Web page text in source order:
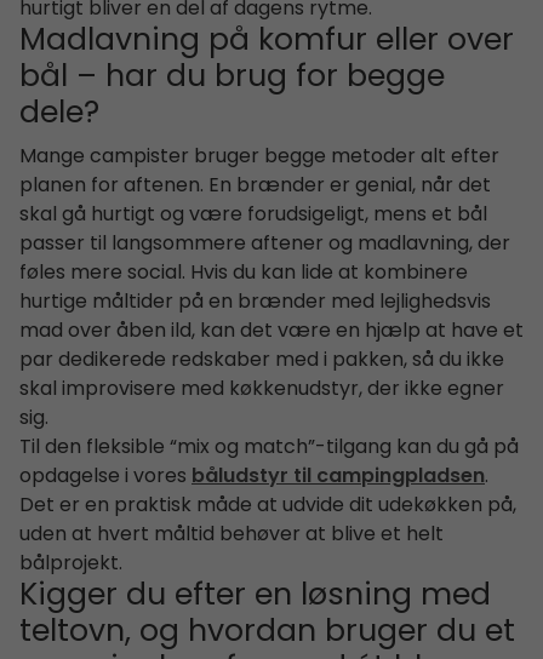
hurtigt bliver en del af dagens rytme.
Madlavning på komfur eller over
bål – har du brug for begge
dele?
Mange campister bruger begge metoder alt efter
planen for aftenen. En brænder er genial, når det
skal gå hurtigt og være forudsigeligt, mens et bål
passer til langsommere aftener og madlavning, der
føles mere social. Hvis du kan lide at kombinere
hurtige måltider på en brænder med lejlighedsvis
mad over åben ild, kan det være en hjælp at have et
par dedikerede redskaber med i pakken, så du ikke
skal improvisere med køkkenudstyr, der ikke egner
sig.
Til den fleksible “mix og match”-tilgang kan du gå på
opdagelse i voresbåludstyr til campingpladsen.
Det er en praktisk måde at udvide dit udekøkken på,
uden at hvert måltid behøver at blive et helt
bålprojekt.
Kigger du efter en løsning med
teltovn, og hvordan bruger du et